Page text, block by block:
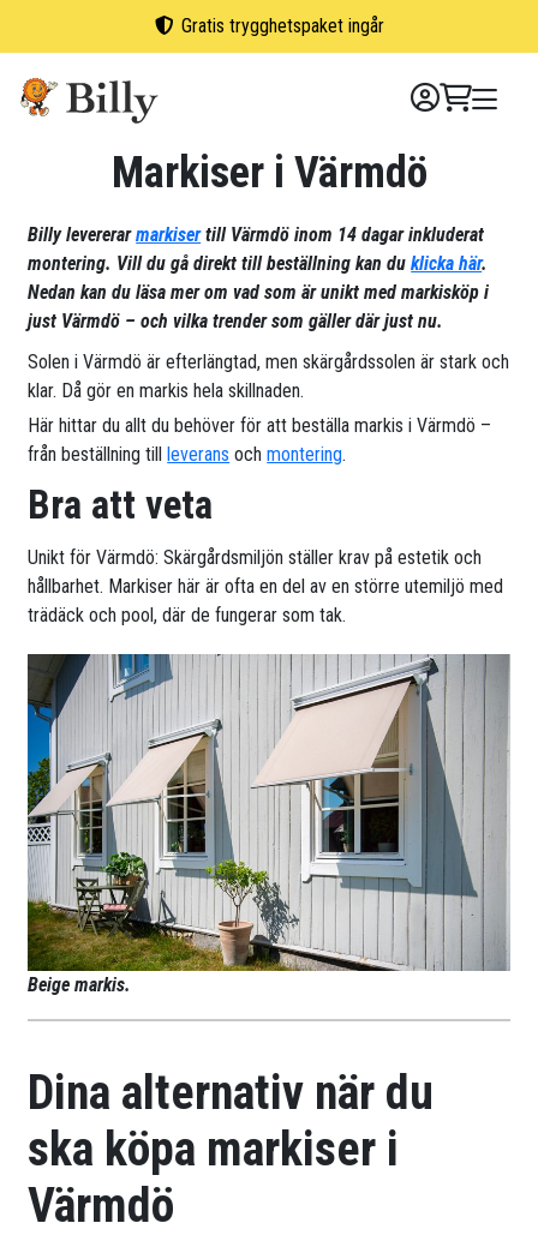
Gratis trygghetspaket ingår
Markiser i Värmdö
Billy levererarmarkisertill Värmdö inom 14 dagar inkluderat
montering. Vill du gå direkt till beställning kan duklicka här.
Nedan kan du läsa mer om vad som är unikt med markisköp i
just Värmdö – och vilka trender som gäller där just nu.
Solen i Värmdö är efterlängtad, men skärgårdssolen är stark och
klar. Då gör en markis hela skillnaden.
Här hittar du allt du behöver för att beställa markis i Värmdö –
från beställning tillleverans ochmontering.
Bra att veta
Unikt för Värmdö: Skärgårdsmiljön ställer krav på estetik och
hållbarhet. Markiser här är ofta en del av en större utemiljö med
trädäck och pool, där de fungerar som tak.
Beige markis.
Dina alternativ när du
ska köpa markiser i
Värmdö